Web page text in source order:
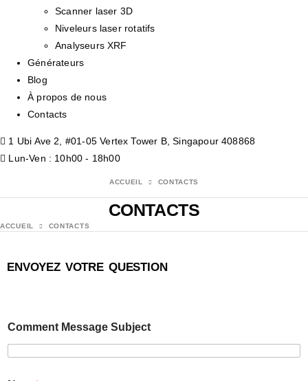
Scanner laser 3D
Niveleurs laser rotatifs
Analyseurs XRF
Générateurs
Blog
À propos de nous
Contacts
1 Ubi Ave 2, #01-05 Vertex Tower B, Singapour 408868
Lun-Ven : 10h00 - 18h00
ACCUEIL CONTACTS
CONTACTS
ACCUEIL CONTACTS
ENVOYEZ VOTRE QUESTION
Comment Message Subject